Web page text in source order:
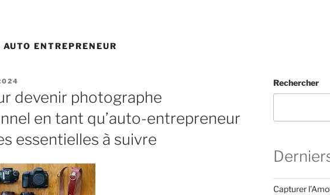
AUTO ENTREPRENEUR
devenir photographe
en tant qu’auto-entrepreneur
essentielles à suivre
Rechercher
Capturer